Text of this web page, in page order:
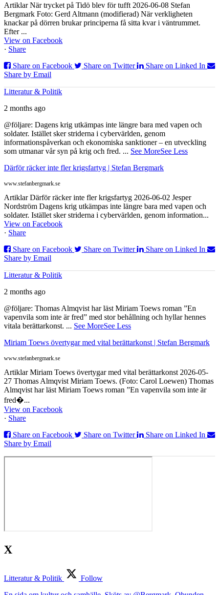
Artiklar När trycket på Tidö blev för tufft 2026-06-08 Stefan
Bergmark Foto: Gerd Altmann (modifierad) När verkligheten
knackar på dörren brukar principerna få sitta kvar i väntrummet.
Efter ...
View on Facebook
· Share
Share on Facebook
Share on Twitter
Share on Linked In
Share by Email
Litteratur & Politik
2 months ago
@följare: Dagens krig utkämpas inte längre bara med vapen och
soldater. Istället sker striderna i cybervärlden, genom
informationspåverkan och ekonomiska sanktioner – en utveckling
som utmanar vår syn på krig och fred. ... See MoreSee Less
Därför räcker inte fler krigsfartyg | Stefan Bergmark
www.stefanbergmark.se
Artiklar Därför räcker inte fler krigsfartyg 2026-06-02 Jesper
Nordström Dagens krig utkämpas inte längre bara med vapen och
soldater. Istället sker striderna i cybervärlden, genom information...
View on Facebook
· Share
Share on Facebook
Share on Twitter
Share on Linked In
Share by Email
Litteratur & Politik
2 months ago
@följare: Thomas Almqvist har läst Miriam Toews roman ”En
vapenvila som inte är fred” med stor behållning och hyllar hennes
vitala berättarkonst. ... See MoreSee Less
Miriam Toews övertygar med vital berättarkonst | Stefan Bergmark
www.stefanbergmark.se
Artiklar Miriam Toews övertygar med vital berättarkonst 2026-05-
27 Thomas Almqvist Miriam Toews. (Foto: Carol Loewen) Thomas
Almqvist har läst Miriam Toews roman ”En vapenvila som inte är
fred�...
View on Facebook
· Share
Share on Facebook
Share on Twitter
Share on Linked In
Share by Email
X
Litteratur & Politik
Follow